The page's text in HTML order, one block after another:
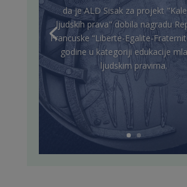
da je ALD Sisak za projekt
ljudskih prava" dobila nagradu
Francuske “Liberte-Egalite-
godine u kategoriji edukacije
ljudskim pravima.